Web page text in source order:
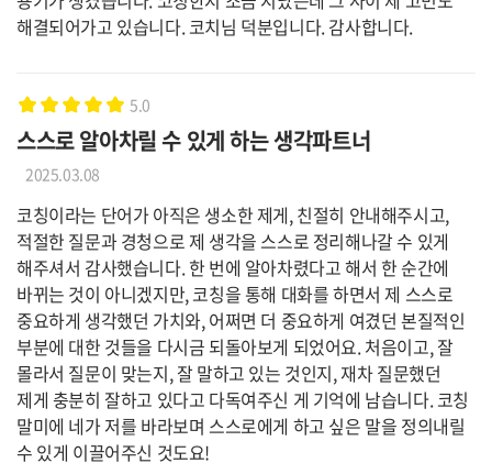
해결되어가고 있습니다. 코치님 덕분입니다. 감사합니다.
5.0
스스로 알아차릴 수 있게 하는 생각파트너
2025.03.08
코칭이라는 단어가 아직은 생소한 제게, 친절히 안내해주시고,
적절한 질문과 경청으로 제 생각을 스스로 정리해나갈 수 있게
해주셔서 감사했습니다. 한 번에 알아차렸다고 해서 한 순간에
바뀌는 것이 아니겠지만, 코칭을 통해 대화를 하면서 제 스스로
중요하게 생각했던 가치와, 어쩌면 더 중요하게 여겼던 본질적인
부분에 대한 것들을 다시금 되돌아보게 되었어요. 처음이고, 잘
몰라서 질문이 맞는지, 잘 말하고 있는 것인지, 재차 질문했던
제게 충분히 잘하고 있다고 다독여주신 게 기억에 남습니다. 코칭
말미에 네가 저를 바라보며 스스로에게 하고 싶은 말을 정의내릴
수 있게 이끌어주신 것도요!